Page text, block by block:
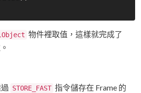
物件裡取值，這樣就完成了
STORE_FAST 指令儲存在 Frame 的